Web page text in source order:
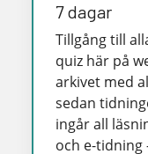
7 dagar
Tillgång till
quiz här på
arkivet med
sedan
ingår all
och e-